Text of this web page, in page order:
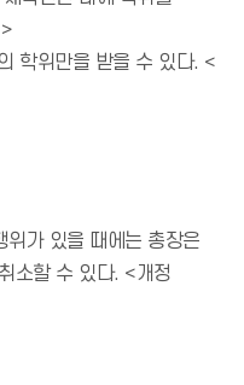
학위만을 받을 수 있다. <
위가 있을 때에는 총장은
소할 수 있다. <개정